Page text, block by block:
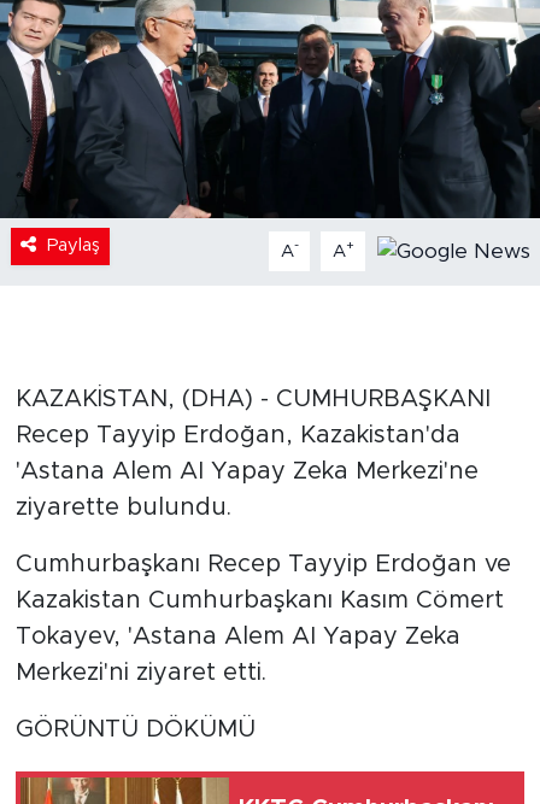
Paylaş A- A+
KAZAKİSTAN, (DHA) - CUMHURBAŞKANI
Recep Tayyip Erdoğan, Kazakistan'da
'Astana Alem AI Yapay Zeka Merkezi'ne
ziyarette bulundu.
Cumhurbaşkanı Recep Tayyip Erdoğan ve
Kazakistan Cumhurbaşkanı Kasım Cömert
Tokayev, 'Astana Alem AI Yapay Zeka
Merkezi'ni ziyaret etti.
GÖRÜNTÜ DÖKÜMÜ